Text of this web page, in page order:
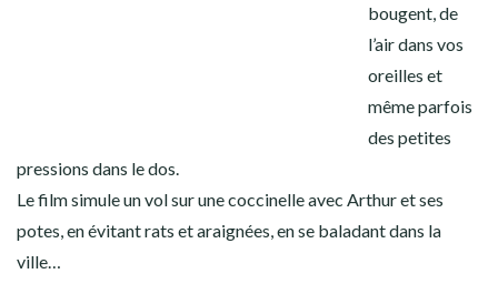
bougent, de
l’air dans vos
oreilles et
même parfois
des petites
pressions dans le dos.
Le film simule un vol sur une coccinelle avec Arthur et ses
potes, en évitant rats et araignées, en se baladant dans la
ville…